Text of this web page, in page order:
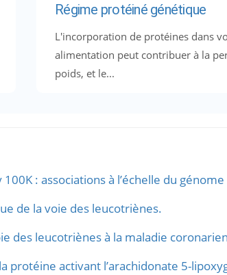
Régime protéiné génétique
L'incorporation de protéines dans
alimentation peut contribuer à la
poids, et le...
: associations à l’échelle du
de la voie des leucotriènes.
des leucotriènes à la maladie
protéine activant l’arachidonate 5-